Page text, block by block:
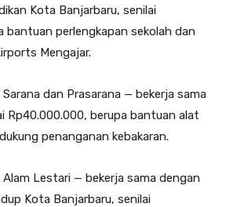
Kota Banjarbaru, senilai
bantuan perlengkapan sekolah dan
Mengajar.
dan Prasarana — bekerja sama
Rp40.000.000, berupa bantuan alat
penanganan kebakaran.
Lestari — bekerja sama dengan
Kota Banjarbaru, senilai